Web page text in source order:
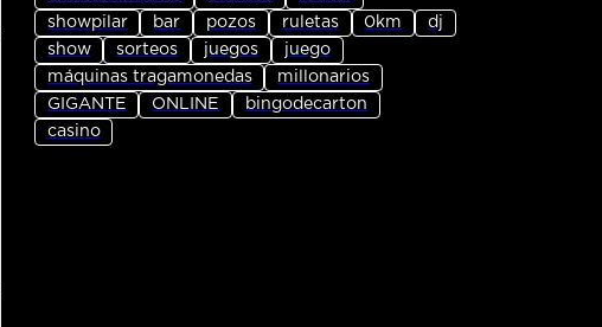
showpilar
bar pozos ruletas 0km
dj
show
sorteos juegos
juego
máquinas tragamonedas
millonarios
GIGANTE
ONLINE
bingodecarton
casino